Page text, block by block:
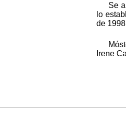
Se
lo
de
Irene